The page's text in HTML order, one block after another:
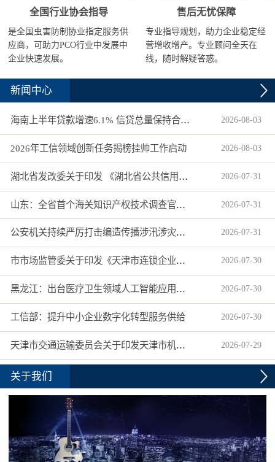
全国行业协会指导
是全国虫害防制协业指定服务供
应商，可助力PCO行业中发展中
企业快速发展。
售后无忧保障
专业指导规划，助力企业稳定经
营增收增产。专业顾问全天在
线，随时解疑答惑。
新闻中心
海南上半年贷款增速6.1% 信贷总量保持合理平稳增长 2026-08-03
2026年工信领域创新任务揭榜挂帅工作启动 2026-08-03
湖北省发改委关于印发 《湖北省公共信用信息目录（2026年版）》的通知 2026-07-31
山东：全省首个海关知识产权技术调查官制度落地济南自贸片区 2026-07-31
公安机关持续严厉打击编造传播涉汛涉灾网络谣言 2026-07-31
市市场监管委关于印发《天津市连锁企业食品经营许可“先证后核”信用承诺审批实施办法》的通知 2026-07-30
黑龙江：出台医疗卫生领域人工智能应用工作实施方案 2026-07-30
工信部：提升中小企业数字化转型服务供给 2026-07-30
天津市交通运输委员会关于印发天津市机动车驾驶员培训机构及教练员综合信用评价管理办法的通知 2026-07-29
关于我们